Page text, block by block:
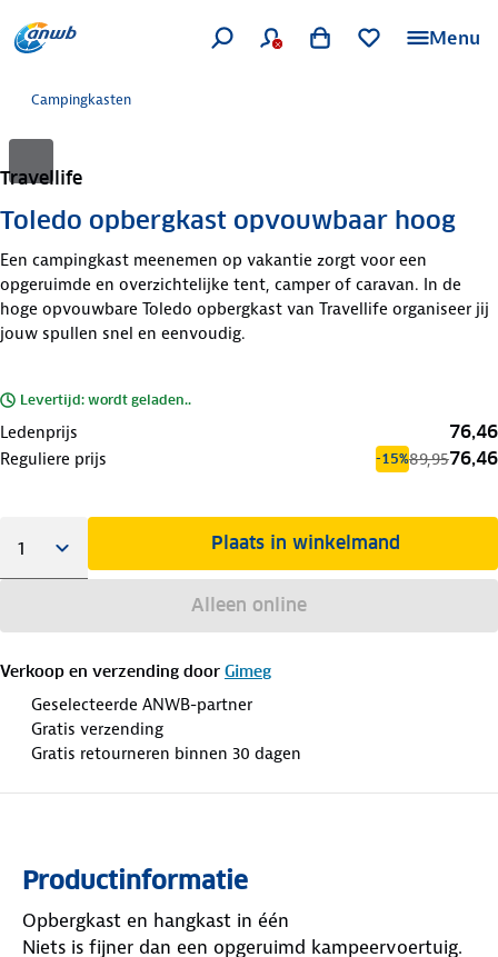
Menu
Campingkasten
Travellife
Toledo opbergkast opvouwbaar hoog
Een campingkast meenemen op vakantie zorgt voor een
opgeruimde en overzichtelijke tent, camper of caravan. In de
hoge opvouwbare Toledo opbergkast van Travellife organiseer jij
jouw spullen snel en eenvoudig.
Levertijd: wordt geladen..
Ledenprijs 76,46
Reguliere prijs -15%89,9576,46
Plaats in winkelmand
Alleen online
Verkoop en verzending door Gimeg
Geselecteerde ANWB-partner
Gratis verzending
Gratis retourneren binnen 30 dagen
Productinformatie
Opbergkast en hangkast in één
Niets is fijner dan een opgeruimd kampeervoertuig.